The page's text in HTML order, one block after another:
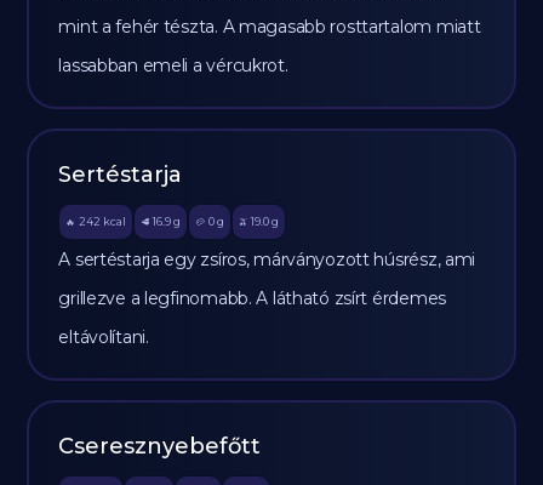
mint a fehér tészta. A magasabb rosttartalom miatt
lassabban emeli a vércukrot.
Sertéstarja
🔥 242 kcal 🥩 16.9 g 🥔 0g 🫒 19.0 g
A sertéstarja egy zsíros, márványozott húsrész, ami
grillezve a legfinomabb. A látható zsírt érdemes
eltávolítani.
Cseresznyebefőtt